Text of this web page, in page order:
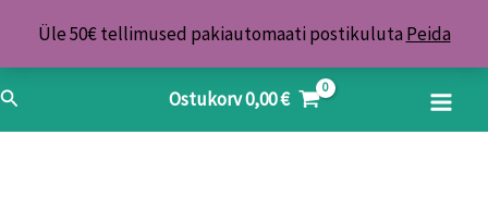
Üle 50€ tellimused pakiautomaati postikuluta Peida
content
Search Ostukorv0,00€